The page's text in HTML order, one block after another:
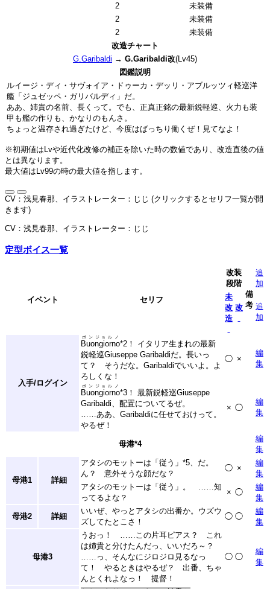
2
未装備
2
未装備
2
未装備
改造チャート
G.Garibaldi → G.Garibaldi改(Lv45)
図鑑説明
ルイージ・ディ・サヴォイア・ドゥーカ・デッリ・アブルッツィ軽巡洋
艦「ジュゼッペ・ガリバルディ」だ。
ああ、姉貴の名前、長くって。でも、正真正銘の最新鋭軽巡、火力も装
甲も艦の作りも、かなりのもんさ。
ちょっと温存され過ぎたけど、今度はばっちり働くぜ！見てなよ！
※初期値はLvや近代化改修の補正を除いた時の数値であり、改造直後の値
とは異なります。
最大値はLv99の時の最大値を指します。
CV：浅見春那、イラストレーター：じじ (クリックするとセリフ一覧が開
きます)
CV：浅見春那、イラストレーター：じじ
定型ボイス一覧
イベント セリフ
改装
段階
備
考
追
加
未
改
造
改
追
加
入手/ログイン
Buongiorno
ボンジョルノ
*2 ！ イタリア生まれの最新
鋭軽巡Giuseppe Garibaldiだ。長いっ
て？ そうだな。Garibaldiでいいよ。よ
ろしくな！
◯ ×
編
集
Buongiorno
ボンジョルノ
*3 ！ 最新鋭軽巡Giuseppe
Garibaldi、配置についてるぜ。
……ああ、Garibaldiに任せておけって。
やるぜ！
× ◯
編
集
母港*4
編
集
母港1 詳細
アタシのモットーは「従う」 *5 、だ。
ん？ 意外そうな顔だな？
◯ ×
編
集
アタシのモットーは「従う」。 ……知
ってるよな？
× ◯
編
集
母港2 詳細
いいぜ、やっとアタシの出番か。ウズウ
ズしてたとこさ！
◯ ◯
編
集
母港3
うおっ！ ……この片耳ピアス？ これ
は姉貴と分けたんだっ、いいだろ～？
……っ、そんなにジロジロ見るなっ
て！ やるときはやるぜ？ 出番、ちゃ
んとくれよなっ！ 提督！
◯ ◯
編
集